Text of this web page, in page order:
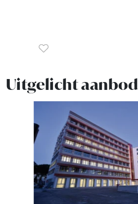
Uitgelicht aanbod